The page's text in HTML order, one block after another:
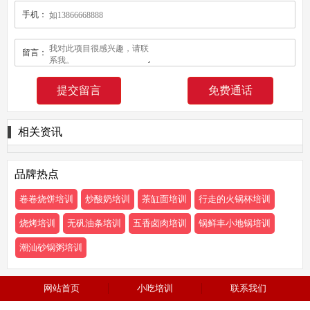
手机：
留言：
免费通话
相关资讯
品牌热点
卷卷烧饼培训 炒酸奶培训 茶缸面培训 行走的火锅杯培训
烧烤培训 无矾油条培训 五香卤肉培训 锅鲜丰小地锅培训
潮汕砂锅粥培训
网站首页 小吃培训 联系我们